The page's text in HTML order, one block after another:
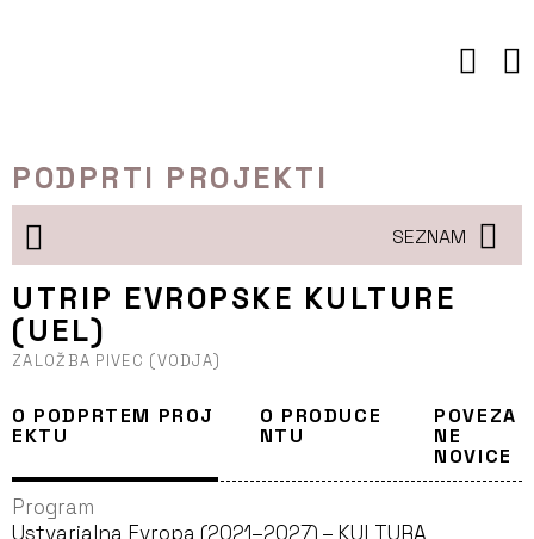
PODPRTI PROJEKTI
SEZNAM
UTRIP EVROPSKE KULTURE
(UEL)
ZALOŽBA PIVEC (VODJA)
O PODPRTEM PROJ
EKTU
O PRODUCE
NTU
POVEZA
NE
NOVICE
Program
Ustvarjalna Evropa (2021–2027) – KULTURA